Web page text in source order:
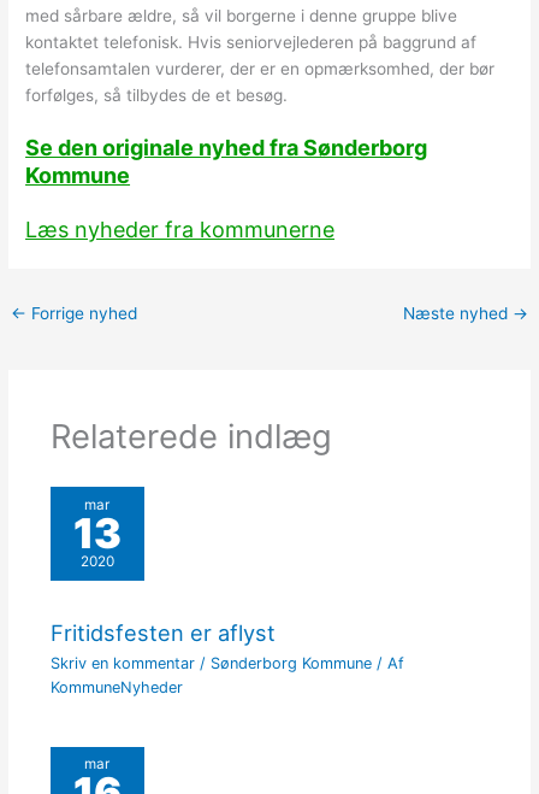
med sårbare ældre, så vil borgerne i denne gruppe blive
kontaktet telefonisk. Hvis seniorvejlederen på baggrund af
telefonsamtalen vurderer, der er en opmærksomhed, der bør
forfølges, så tilbydes de et besøg.
Se den originale nyhed fra Sønderborg
Kommune
Læs nyheder fra kommunerne
← Forrige nyhed Næste nyhed →
Relaterede indlæg
mar
13
2020
Fritidsfesten er aflyst
Skriv en kommentar / Sønderborg Kommune/ Af
KommuneNyheder
mar